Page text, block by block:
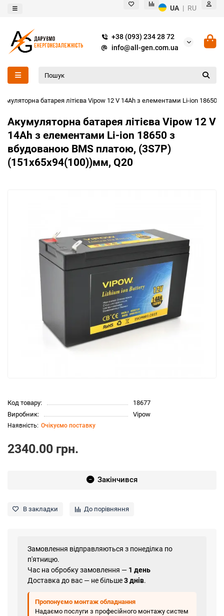
UA | RU
+38 (093) 234 28 72
info@all-gen.com.ua
батарея літієва Vipow 12 V 14Ah з елементами Li-ion
Акумуляторна батарея літієва Vipow 12 V
14Ah з елементами Li-ion 18650 з
вбудованою ВМS платою, (3S7P)
(151х65х94(100))мм, Q20
Код товару:
18677
Виробник:
Vipow
Очікуємо поставку
2340.00 грн.
Закінчився
В закладки До порівняння
Замовлення відправляються з понеділка по
п'ятницю.
Час на обробку замовлення — 1 день
Доставка до вас — не більше3 днів.
Пропонуємо монтаж обладнання
Надаємо послуги з професійного монтажу систем